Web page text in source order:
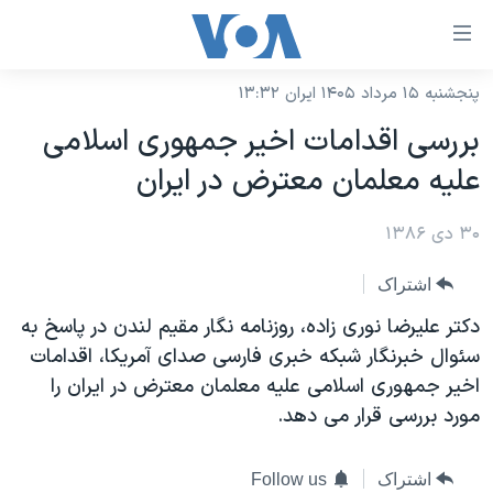
لینکهای
دسترسی
جهش
محتوای
اصلی
صفحه
اصلی
جهش
به
جستجو
نسخه سبک وب‌سایت
موضوع ها
ایران
آمریکا
جهان
ورزشی
گزیده‌ها
ویدیوها
برنامه های تلویزیونی
جدول برنامه ها
صفحه‌های ویژه
جام جهانی ۲۰۲۶
عملیات خشم حماسی
بایگانی برنامه‌های تلویزیونی
فرکانس‌های صدای آمریکا
پخش رادیویی
پنجشنبه ۱۵ مرداد ۱۴۰۵ ایران ۱۳:۳۲
بررسی اقدامات اخير جمهوری اسلامی
عليه معلمان معترض در ايران
۳۰ دی ۱۳۸۶
اشتراک
دکتر عليرضا نوری زاده، روزنامه نگار مقيم لندن در پاسخ به
سئوال خبرنگار شبکه خبری فارسی صدای آمريکا، اقدامات
اخير جمهوری اسلامی عليه معلمان معترض در ايران را
مورد بررسی قرار می دهد.
اشتراک Follow us